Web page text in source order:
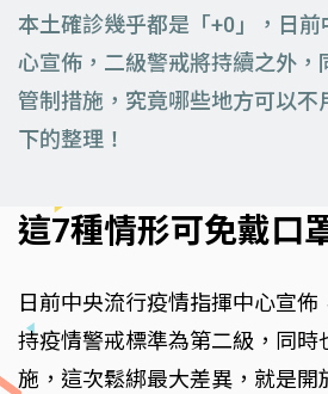
本土確診幾乎都是「+0」，日
心宣佈，二級警戒將持續之外，
管制措施，究竟哪些地方可以不
下的整理！
這7種情形可免戴口
日前中央流行疫情指揮中心宣
持疫情警戒標準為第二級，同時
施，這次鬆綁最大差異，就是開